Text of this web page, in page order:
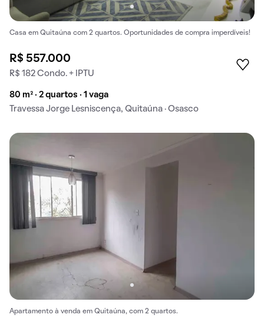
Casa em Quitaúna com 2 quartos. Oportunidades de compra imperdíveis!
R$ 557.000
R$ 182 Condo. + IPTU
80 m² · 2 quartos · 1 vaga
Travessa Jorge Lesniscença, Quitaúna · Osasco
Apartamento à venda em Quitaúna, com 2 quartos.